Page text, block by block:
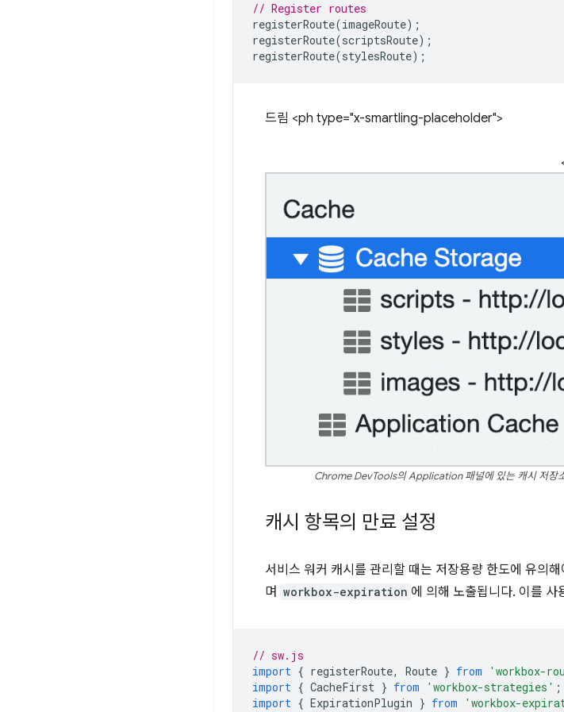
// Register routes
registerRoute(imageRoute);
registerRoute(scriptsRoute);
registerRoute(stylesRoute);
드림 <ph type="x-smartling-placeholder">
Chrome DevTools의 Application 패널에 있는 캐시 저장
캐시 항목의 만료 설정
서비스 워커 캐시를 관리할 때는 저장용량 한도에 유의해
며 workbox-expiration 에 의해 노출됩니다. 이를
// sw.js
import { registerRoute, Route } from 'workbox-
import { CacheFirst } from 'workbox-strategies' ;
import { ExpirationPlugin } from 'workbox-